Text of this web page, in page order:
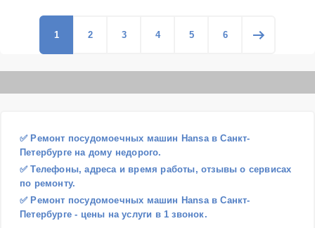
1 2 3 4 5 6
✅ Ремонт посудомоечных машин Hansa в Санкт-
Петербурге на дому недорого.
✅ Телефоны, адреса и время работы, отзывы о сервисах
по ремонту.
✅ Ремонт посудомоечных машин Hansa в Санкт-
Петербурге - цены на услуги в 1 звонок.